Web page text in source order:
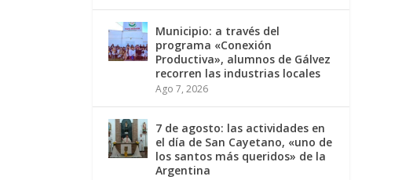
Municipio: a través del
programa «Conexión
Productiva», alumnos de Gálvez
recorren las industrias locales
Ago 7, 2026
7 de agosto: las actividades en
el día de San Cayetano, «uno de
los santos más queridos» de la
Argentina